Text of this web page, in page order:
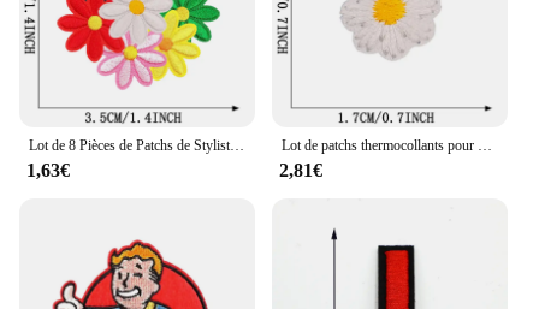
Lot de 8 Pièces de Patchs de Styliste en Vrac pour Vêtements, Broderie Adhésive Thermique, à Coudre
1,63€
Lot de patchs thermocollants pour vêtements, broderie mignonne, tissu à rayures florales, coudre, designer, pack mixte en vrac, détruire Andriron, 32 pièces
2,81€